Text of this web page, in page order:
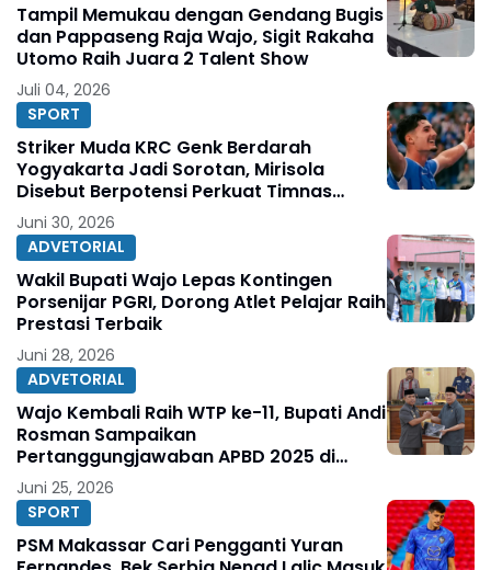
Tampil Memukau dengan Gendang Bugis
dan Pappaseng Raja Wajo, Sigit Rakaha
Utomo Raih Juara 2 Talent Show
Juli 04, 2026
SPORT
Striker Muda KRC Genk Berdarah
Yogyakarta Jadi Sorotan, Mirisola
Disebut Berpotensi Perkuat Timnas
Indonesia
Juni 30, 2026
ADVETORIAL
Wakil Bupati Wajo Lepas Kontingen
Porsenijar PGRI, Dorong Atlet Pelajar Raih
Prestasi Terbaik
Juni 28, 2026
ADVETORIAL
Wajo Kembali Raih WTP ke-11, Bupati Andi
Rosman Sampaikan
Pertanggungjawaban APBD 2025 di
DPRD
Juni 25, 2026
SPORT
PSM Makassar Cari Pengganti Yuran